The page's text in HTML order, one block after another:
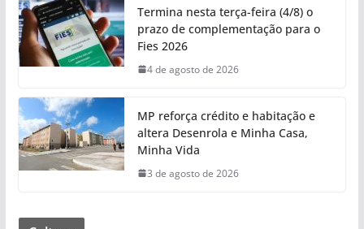
Termina nesta terça-feira (4/8) o
prazo de complementação para o
Fies 2026
4 de agosto de 2026
MP reforça crédito e habitação e
altera Desenrola e Minha Casa,
Minha Vida
3 de agosto de 2026